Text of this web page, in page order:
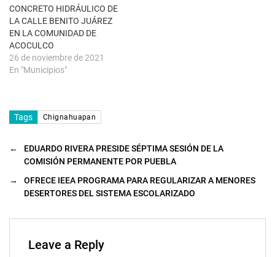
a
)
CONCRETO HIDRÁULICO DE
LA CALLE BENITO JUÁREZ
EN LA COMUNIDAD DE
ACOCULCO
26 de noviembre de 2021
En "Municipios"
Tags Chignahuapan
←
EDUARDO RIVERA PRESIDE SÉPTIMA SESIÓN DE LA
COMISIÓN PERMANENTE POR PUEBLA
→
OFRECE IEEA PROGRAMA PARA REGULARIZAR A MENORES
DESERTORES DEL SISTEMA ESCOLARIZADO
Leave a Reply